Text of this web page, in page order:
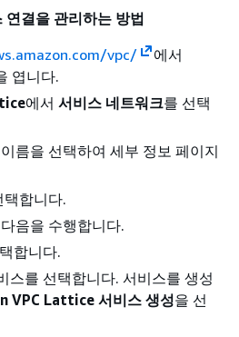
연결을 관리하는 방법
vpc/
에서
엽니다.
에서 서비스 네트워크를 선택
름을 선택하여 세부 정보 페이지
택합니다.
음을 수행합니다.
합니다.
스를 선택합니다. 서비스를 생성
VPC Lattice 서비스 생성을 선